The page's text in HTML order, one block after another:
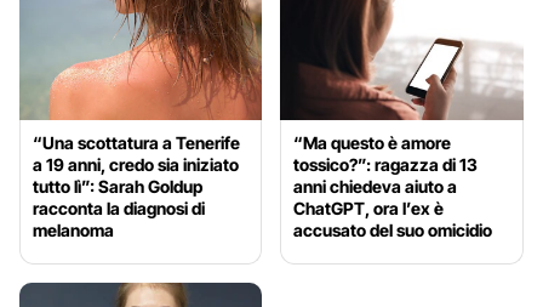
“Una scottatura a Tenerife
a 19 anni, credo sia iniziato
tutto lì”: Sarah Goldup
racconta la diagnosi di
melanoma
“Ma questo è amore
tossico?”: ragazza di 13
anni chiedeva aiuto a
ChatGPT, ora l’ex è
accusato del suo omicidio